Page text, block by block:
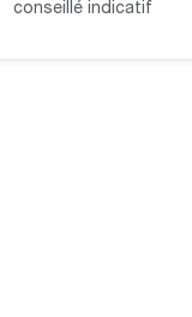
conseillé indicatif